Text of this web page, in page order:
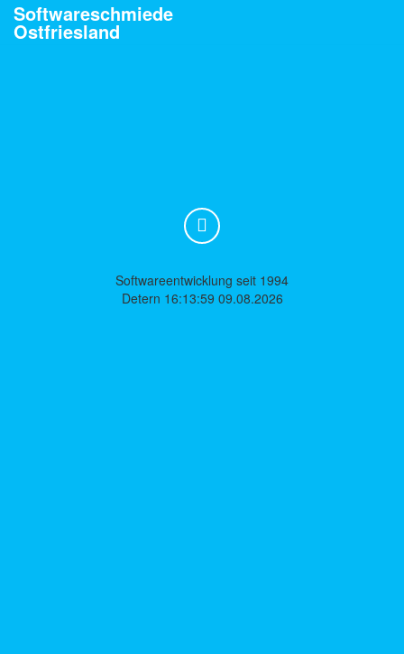
Softwareschmiede
Ostfriesland
Softwareentwicklung seit 1994
Detern 16:13:59 09.08.2026